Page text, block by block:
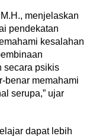
menjelaskan
pendekatan
kesalahan
secara psikis
benar memahami
serupa,” ujar
dapat lebih